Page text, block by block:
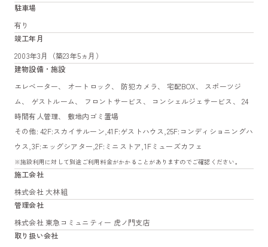
駐車場
有り
竣工年月
2003年3月（築23年5ヵ月）
建物設備・施設
エレベーター、 オートロック、 防犯カメラ、 宅配BOX、 スポーツジ
ム、 ゲストルーム、 フロントサービス、 コンシェルジェサービス、 24
時間有人管理、 敷地内ゴミ置場
その他: 42F:スカイサルーン,41F:ゲストハウス,25F:コンディショニングハ
ウス,3F:エッグシアター,2F:ミニストア,1Fミューズカフェ
※施設利用に対して別途ご利用料金がかかることがありますのでご確認ください。
施工会社
株式会社 大林組
管理会社
株式会社 東急コミュニティー 虎ノ門支店
取り扱い会社